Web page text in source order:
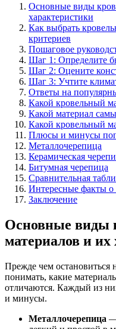
Основные виды
характеристики
Как выбрать
критериев
Пошаговое
Шаг 1: Определите
Шаг 2: Оцените
Шаг 3: Учтите
Ответы на
Какой кровельный
Какой материал
Какой кровельный
Плюсы и минусы
Металлочерепица
Керамическая
Битумная черепица
Сравнительная
Интересные факты о
Заключение
Основные виды
материалов и их
Прежде чем остановиться
понимать, какие
отличаются. Каждый из
и минусы.
Металлочерепица —